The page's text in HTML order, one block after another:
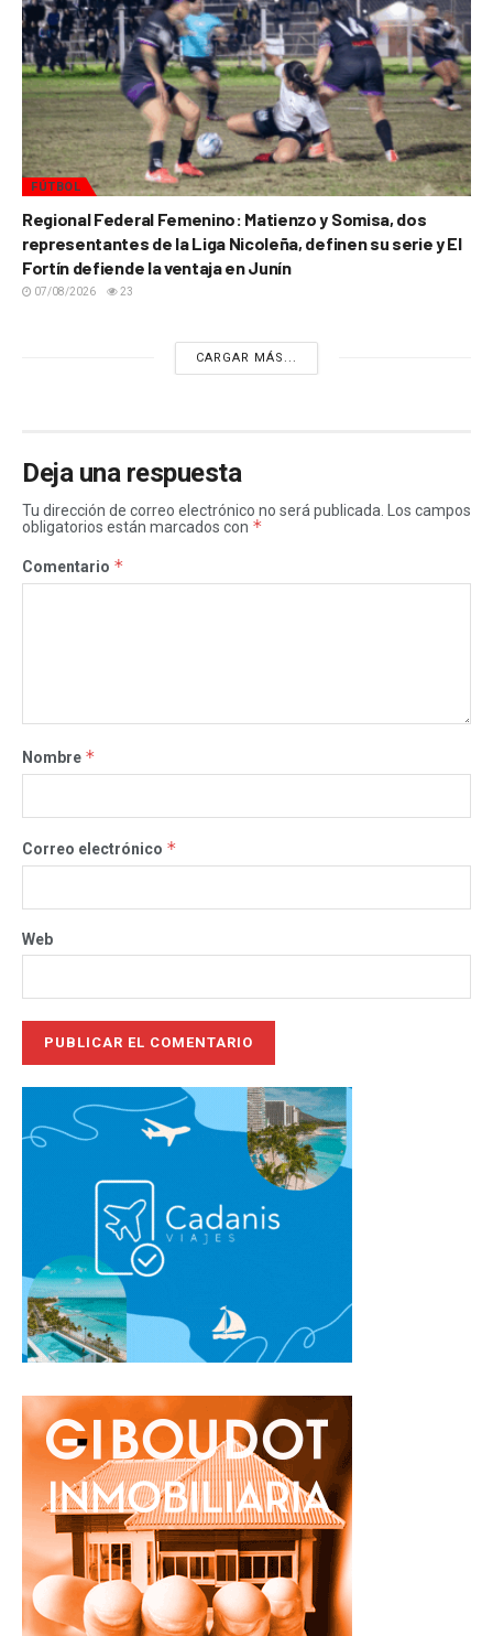
FÚTBOL
Regional Federal Femenino: Matienzo y Somisa, dos
representantes de la Liga Nicoleña, definen su serie y El
Fortín defiende la ventaja en Junín
07/08/2026 23
CARGAR MÁS...
Deja una respuesta
Tu dirección de correo electrónico no será publicada.
Los campos
obligatorios están marcados con *
Comentario *
Nombre *
Correo electrónico *
Web